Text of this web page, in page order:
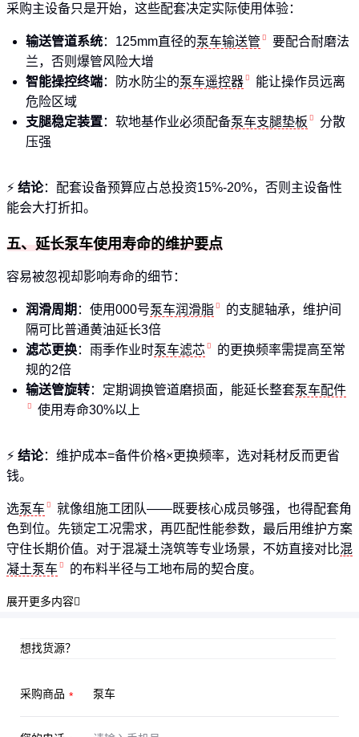
采购主设备只是开始，这些配套决定实际使用体验：
输送管道系统：125mm直径的泵车输送管
要配合耐磨法
兰，否则爆管风险大增
智能操控终端：防水防尘的泵车遥控器
能让操作员远离
危险区域
支腿稳定装置：软地基作业必须配备泵车支腿垫板
分散
压强
⚡ 结论：配套设备预算应占总投资15%-20%，否则主设备性
能会大打折扣。
五、延长泵车使用寿命的维护要点
容易被忽视却影响寿命的细节：
润滑周期 ：使用000号泵车润滑脂
的支腿轴承，维护间
隔可比普通黄油延长3倍
滤芯更换：雨季作业时泵车滤芯
的更换频率需提高至常
规的2倍
输送管旋转：定期调换管道磨损面，能延长整套泵车配件
使用寿命30%以上
⚡ 结论：维护成本=备件价格×更换频率，选对耗材反而更省
钱。
选泵车
就像组施工团队——既要核心成员够强，也得配套角
色到位。先锁定工况需求，再匹配性能参数，最后用维护方案
守住长期价值。对于混凝土浇筑等专业场景，不妨直接对比混
凝土泵车
的布料半径与工地布局的契合度。
展开更多内容
想找货源？
采购商品